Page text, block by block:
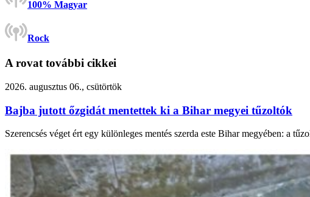
100% Magyar
Rock
A rovat további cikkei
2026. augusztus 06., csütörtök
Bajba jutott őzgidát mentettek ki a Bihar megyei tűzoltók
Szerencsés véget ért egy különleges mentés szerda este Bihar megyében: a